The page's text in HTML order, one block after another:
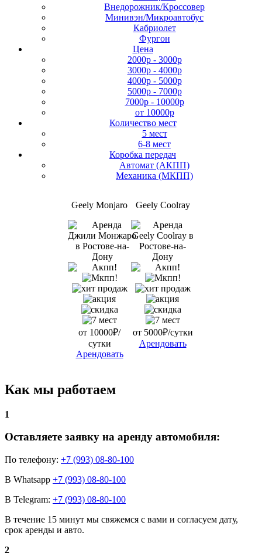
Внедорожник/Кроссовер
Минивэн/Микроавтобус
Кабриолет
Фургон
Цена
2000р - 3000р
3000р - 4000р
4000р - 5000р
5000р - 7000р
7000р - 10000р
от 10000р
Количество мест
5 мест
6-8 мест
Коробка передач
Автомат (АКПП)
Механика (МКПП)
Geely Monjaro
от 10000₽/
сутки
Арендовать
Geely Coolray
от 5000₽/сутки
Арендовать
Как мы работаем
1
Оставляете заявку на аренду автомобиля:
По телефону: +7 (993) 08-80-100
В Whatsapp +7 (993) 08-80-100
В Telegram: +7 (993) 08-80-100
В течение 15 минут мы свяжемся с вами и согласуем дату,
срок аренды и авто.
2